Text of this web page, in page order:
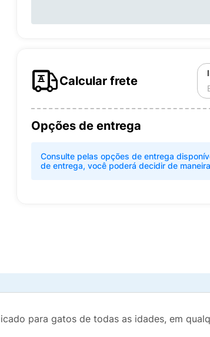
Calcular frete
Opções de entrega
Consulte pelas opções de entrega
de entrega, você poderá decidir de
para gatos de todas as idades, em